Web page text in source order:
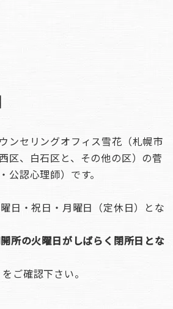
ンセリングオフィス雪花（札幌市
区、白石区と、その他の区）の菅
公認心理師）です。
日・祝日・月曜日（定休日）とな
所の火曜日がしばらく閉所日とな
をご確認下さい。